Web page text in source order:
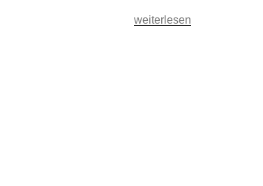
„Gleichmacherei“
weiterlesen